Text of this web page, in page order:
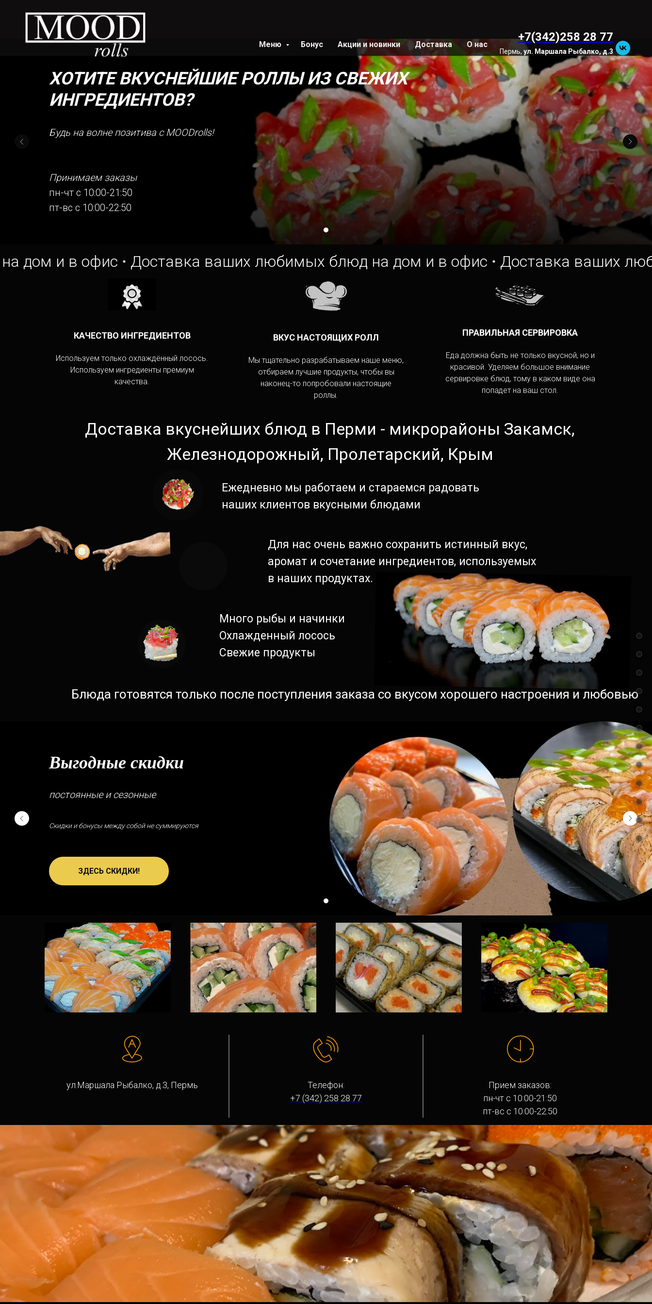
Меню Бонус Акции и новинки Доставка О нас
+7(342)258 28 77
Пермь, ул. Маршала Рыбалко, д.3
ХОТИТЕ ВКУСНЕЙШИЕ РОЛЛЫИЗ СВЕЖИХ
ИНГРЕДИЕНТОВ?
Будь на волне позитива с MOODrolls!
Принимаем заказы
пн-чт с 10:00-21:50
пт-вс с 10:00-22:50
и в офис Доставка ваших любимых блюд на дом и в офис Доставка ваших
КАЧЕСТВО ИНГРЕДИЕНТОВ
Используем только охлаждённый лосось.
Используем ингредиенты премиум
качества.
ВКУС НАСТОЯЩИХ РОЛЛ
Мы тщательно разрабатываем наше меню,
отбираем лучшие продукты, чтобы вы
наконец-то попробовали настоящие
роллы.
ПРАВИЛЬНАЯ СЕРВИРОВКА
Еда должна быть не только вкусной, но и
красивой. Уделяем большое внимание
сервировке блюд, тому в каком виде она
попадет на ваш стол.
Для нас очень важно сохранить истинный вкус,
аромат и сочетание ингредиентов, используемых
в наших продуктах.
Блюда готовятся только после поступления заказа со вкусом хорошего настроения и любовью
Ежедневно мы работаем и стараемся радовать
наших клиентов вкусными блюдами
Много рыбы и начинки
Охлажденный лосось
Свежие продукты
Доставка вкуснейших блюд в Перми - микрорайоны Закамск,
Железнодорожный, Пролетарский, Крым
Выгодные скидки
постоянные и сезонные
Скидки и бонусы между собой не суммируются
ЗДЕСЬ СКИДКИ!
ул.Маршала Рыбалко, д.3, Пермь
Телефон:
+7 (342) 258 28 77
Прием заказов:
пн-чт с 10:00-21:50
пт-вс с 10:00-22:50